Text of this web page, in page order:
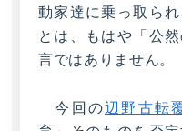
動家達に乗っ取ら
とは、もはや「公
言ではありません。
今回の辺野古転